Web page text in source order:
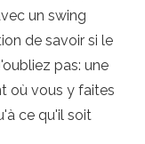
un swing
de savoir si le
pas: une
où vous y faites
ce qu'il soit